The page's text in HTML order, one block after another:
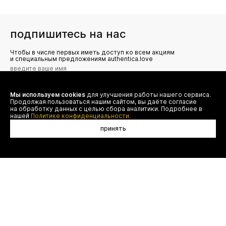
подпишитесь на нас
Чтобы в числе первых иметь доступ ко всем акциям
и специальным предложениям authentica.love
Я даю согласие на сбор, обработку и хранение моих
персональных данных (имя, email, телефон) для получения
рекламных и информационных рассылок от ООО 'БТ
Юнайтед', а также ознакомлен(а) с
Политикой конфиденциальности
Мы используем cookies для улучшения работы нашего сервиса.
Продолжая пользоваться нашим сайтом, вы даёте согласие
на обработку данных с целью сбора аналитики. Подробнее в
нашей Политике конфиденциальности.
принять